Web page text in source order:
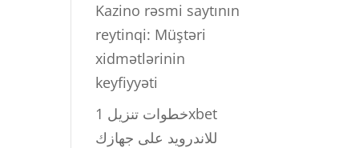
Kazino rəsmi saytının
reytinqi: Müştəri
xidmətlərinin
keyfiyyəti
خطوات تنزيل 1xbet
للاندرويد على جهازك